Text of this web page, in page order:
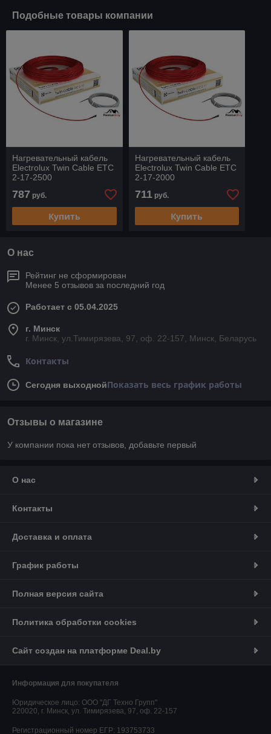
Подобные товары компании
Нагревательный кабель
Electrolux Twin Cable ETC
2-17-2500
787 руб.
Купить
Нагревательный кабель
Electrolux Twin Cable ETC
2-17-2000
711руб.
Купить
О нас
Рейтинг не сформирован
Менее 5 отзывов за последний год
Работает с 05.04.2025
г. Минск
г. Минск, ул.Тимирязева, 97, оф. 22-157, Минск, Беларусь
Контакты
Сегодня выходнойПоказать весь график работы
Отзывы о магазине
У компании пока нет отзывов, добавьте первый
О нас
Контакты
Доставка и оплата
График работы
Полная версия сайта
Политика обработки cookies
Сайт создан на платформе Deal.by
Информация для покупателя
Юридическое лицо: ООО "ДГ Техно Групп"
220020, г. Минск, ул. Тимирязева, 97, оф. 22-157
Регистрационный номер ЕГР: 193753733